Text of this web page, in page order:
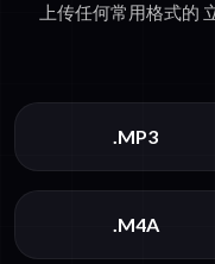
上传任何常用格式的
.MP3
.M4A